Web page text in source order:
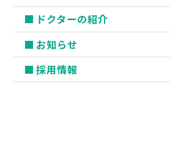
ドクターの紹介
お知らせ
採用情報